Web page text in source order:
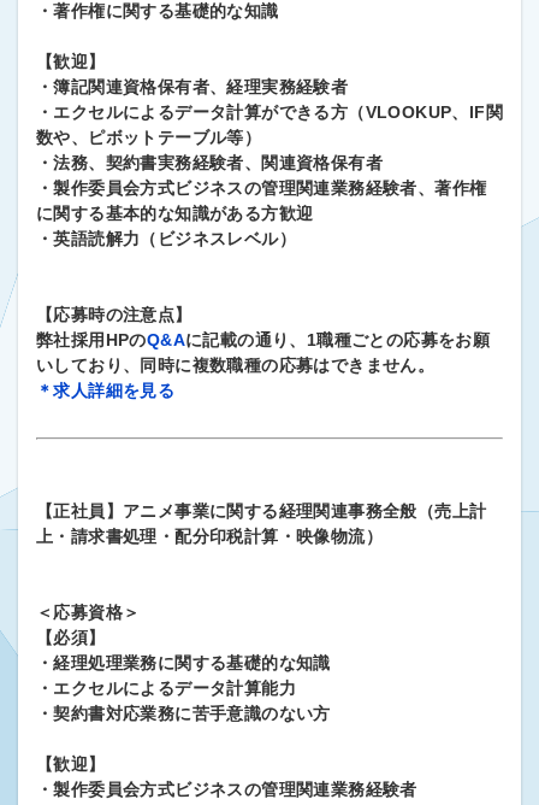
・著作権に関する基礎的な知識
【歓迎】
・簿記関連資格保有者、経理実務経験者
・エクセルによるデータ計算ができる方（VLOOKUP、IF関
数や、ピボットテーブル等）
・法務、契約書実務経験者、関連資格保有者
・製作委員会方式ビジネスの管理関連業務経験者、著作権
に関する基本的な知識がある方歓迎
・英語読解力（ビジネスレベル）
【応募時の注意点】
弊社採用HPのQ&Aに記載の通り、1職種ごとの応募をお願
いしており、同時に複数職種の応募はできません。
＊求人詳細を見る
【正社員】アニメ事業に関する経理関連事務全般（売上計
上・請求書処理・配分印税計算・映像物流）
＜応募資格＞
【必須】
・経理処理業務に関する基礎的な知識
・エクセルによるデータ計算能力
・契約書対応業務に苦手意識のない方
【歓迎】
・製作委員会方式ビジネスの管理関連業務経験者